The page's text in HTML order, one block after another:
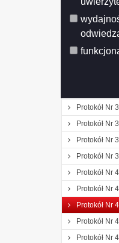
Protokół Nr
Protokół Nr
Protokół Nr
Protokół Nr
Protokół Nr
Protokół Nr
Protokół Nr
Protokół Nr
Protokół Nr
Protokół Nr
Protokół Nr